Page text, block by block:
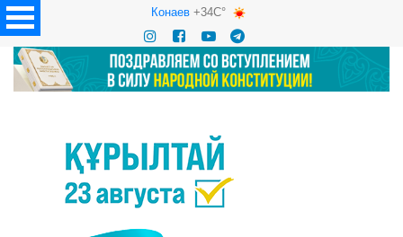
Конаев+34C°